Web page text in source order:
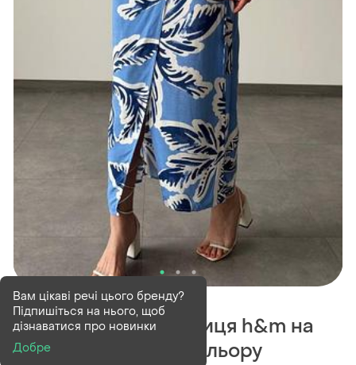
В наявності1 шт
Жіноча лляна спідниця h&m на
запах блакитного кольору
Вам цікаві речі цього бренду?
Підпишіться на нього, щоб
дізнаватися про новинки
Добре